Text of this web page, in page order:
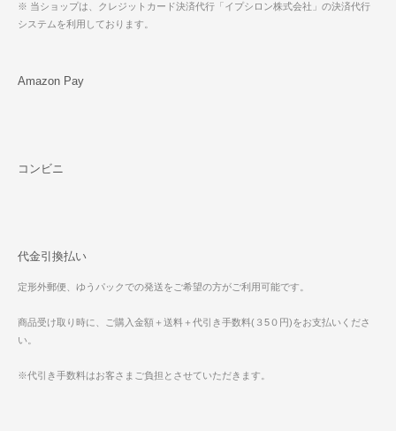
※ 当ショップは、クレジットカード決済代行「イプシロン株式会社」の決済代行
システムを利用しております。
Amazon Pay
コンビニ
代金引換払い
定形外郵便、ゆうパックでの発送をご希望の方がご利用可能です。
商品受け取り時に、ご購入金額＋送料＋代引き手数料(３5０円)をお支払いくださ
い。
※代引き手数料はお客さまご負担とさせていただきます。